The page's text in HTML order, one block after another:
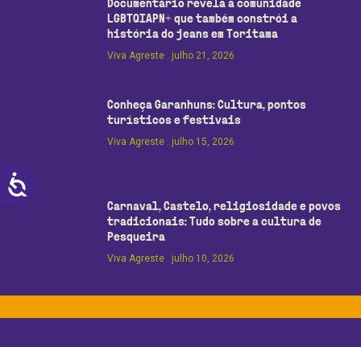
Documentário revela a comunidade
LGBTQIAPN+ que também constrói a
história do jeans em Toritama
Viva Agreste
julho 21, 2026
Conheça Garanhuns: Cultura, pontos
turísticos e festivais
Viva Agreste
julho 15, 2026
Carnaval, Castelo, religiosidade e povos
tradicionais: Tudo sobre a cultura de
Pesqueira
Viva Agreste
julho 10, 2026